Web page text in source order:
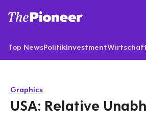
Top NewsPolitikInvestment
Graphics
USA: Relative